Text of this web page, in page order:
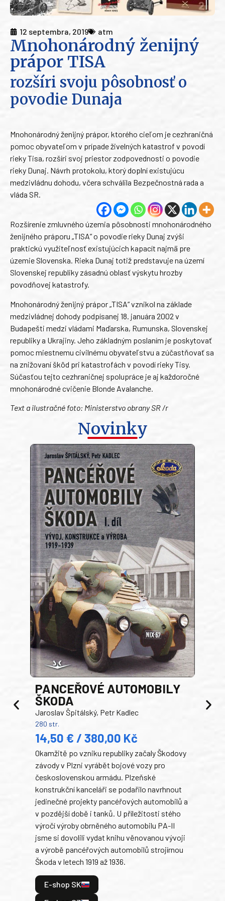
12 septembra, 2019 atm
Mnohonárodný ženijný
prápor TISA
rozšíri svoju pôsobnosť o
povodie Dunaja
Mnohonárodný ženijný prápor, ktorého cieľom je cezhraničná
pomoc obyvateľom v prípade živelných katastrof v povodí
rieky Tisa, rozšíri svoj priestor zodpovednosti o povodie
rieky Dunaj. Návrh protokolu, ktorý doplní existujúcu
medzivládnu dohodu, včera schválila Bezpečnostná rada a
vláda SR.
Rozšírenie zmluvného územia pôsobnosti mnohonárodného
ženijného práporu „TISA“ o povodie rieky Dunaj zvýši
praktickú využiteľnosť existujúcich kapacít najmä pre
územie Slovenska. Rieka Dunaj totiž predstavuje na území
Slovenskej republiky zásadnú oblasť výskytu hrozby
povodňovej katastrofy.
Mnohonárodný ženijný prápor „TISA“ vznikol na základe
medzivládnej dohody podpísanej 18. januára 2002 v
Budapešti medzi vládami Maďarska, Rumunska, Slovenskej
republiky a Ukrajiny. Jeho základným poslaním je poskytovať
pomoc miestnemu civilnému obyvateľstvu a zúčastňovať sa
na znižovaní škôd pri katastrofách v povodí rieky Tisy.
Súčasťou tejto cezhraničnej spolupráce je aj každoročné
mnohonárodné cvičenie Blonde Avalanche.
Text a ilustračné foto: Ministerstvo obrany SR /r
Novinky
PANCEŘOVÉ AUTOMOBILY
ŠKODA
Jaroslav Špitálský, Petr Kadlec
280 str.
14,50 € / 380,00 Kč
Okamžitě po vzniku republiky začaly Škodovy
závody v Plzni vyrábět bojové vozy pro
československou armádu. Plzeňské
konstrukční kanceláři se podařilo navrhnout
jedinečné projekty pancéřových automobilů a
v pozdější době i tanků. U příležitosti stého
výročí výroby obrněného automobilu PA-II
jsme si dovolili vydat knihu věnovanou vývoji
a výrobě pancéřových automobilů strojírnou
Škoda v letech 1919 až 1936.
E-shop SK